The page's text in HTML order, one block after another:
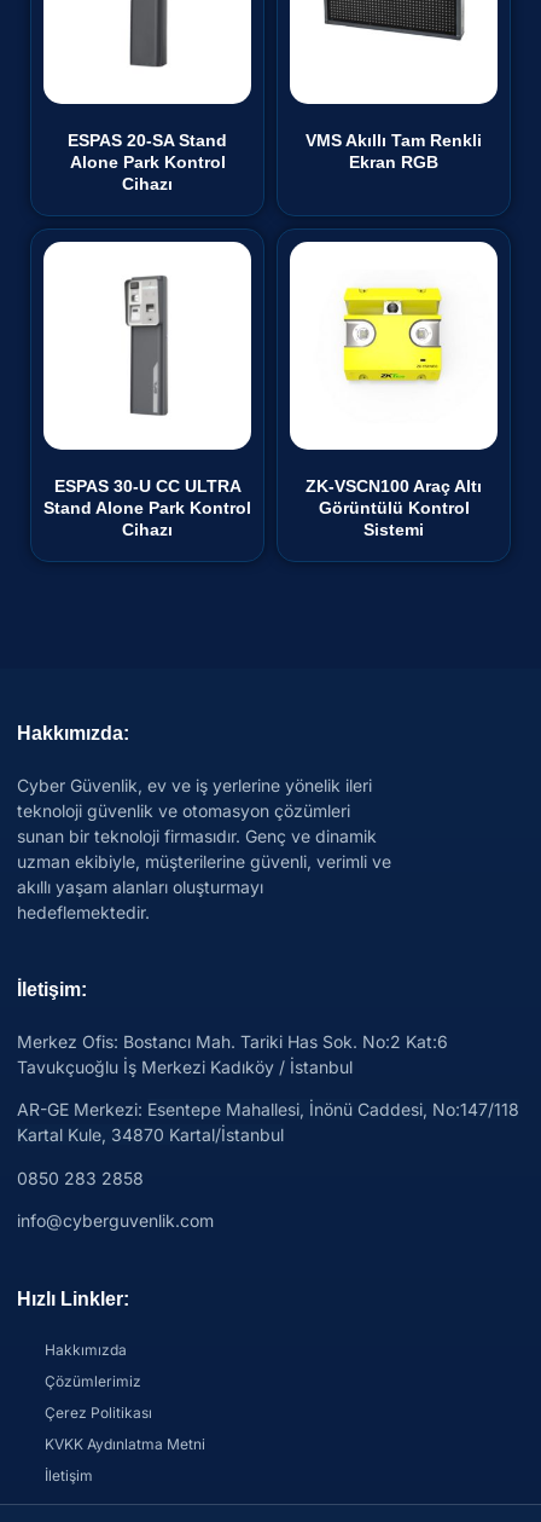
ESPAS 20-SA Stand
Alone Park Kontrol
Cihazı
VMS Akıllı Tam Renkli
Ekran RGB
ESPAS 30-U CC ULTRA
Stand Alone Park Kontrol
Cihazı
ZK-VSCN100 Araç Altı
Görüntülü Kontrol
Sistemi
Hakkımızda:
Cyber Güvenlik, ev ve iş yerlerine yönelik ileri
teknoloji güvenlik ve otomasyon çözümleri
sunan bir teknoloji firmasıdır. Genç ve dinamik
uzman ekibiyle, müşterilerine güvenli, verimli ve
akıllı yaşam alanları oluşturmayı
hedeflemektedir.
İletişim:
Merkez Ofis: Bostancı Mah. Tariki Has Sok. No:2 Kat:6
Tavukçuoğlu İş Merkezi Kadıköy / İstanbul
AR-GE Merkezi: Esentepe Mahallesi, İnönü Caddesi, No:147/118
Kartal Kule, 34870 Kartal/İstanbul
0850 283 2858
info@cyberguvenlik.com
Hızlı Linkler:
Hakkımızda
Çözümlerimiz
Çerez Politikası
KVKK Aydınlatma Metni
İletişim